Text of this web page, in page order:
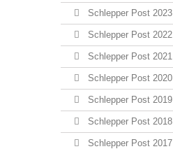
Schlepper Post 2023
Schlepper Post 2022
Schlepper Post 2021
Schlepper Post 2020
Schlepper Post 2019
Schlepper Post 2018
Schlepper Post 2017